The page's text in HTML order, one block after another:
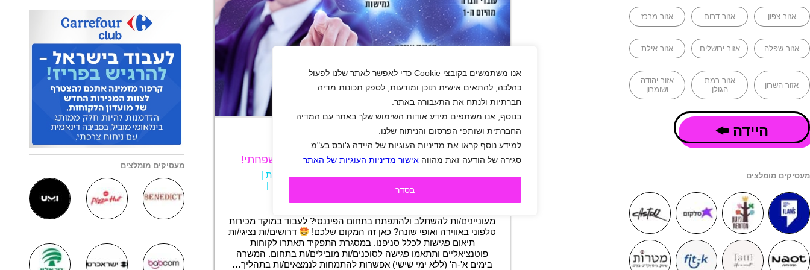
אנו משתמשים בקובצי Cookie כדי לאפשר לאתר שלנו לפעול
כהלכה, להתאים אישית תוכן ומודעות, לספק תכונות מדיה
חברתיות ולנתח את התעבורה באתר.
בנוסף, אנו משתפים מידע אודות השימוש שלך באתר עם המדיה
החברתית ושותפי הפרסום והניתוח שלנו.
למידע נוסף קראו את מדיניות העוגיות של היידה ג'ובס בע"מ.
סגירה של הודעה זאת מהווה אישור מדיניות העוגיות של האתר
בסדר
אזור צפון אזור דרום אזור מרכז
אזור שפלה אזור ירושלים אזור אילת
אזור השרון
אזור רמת
הגולן
אזור יהודה
ושומרון
היידה
מעסיקים מומלצים
+
דרוש/ה נציג/ת תיאום פגישות במוקד מכירות משפחתי!
אזור צפון|גיל 20 ומעלה |סטודנטים|ביטוח|מכירות |
משרת הורה |
מעוניינים/ות להשתלב ולהתפתח בתחום הפיננסי? לעבוד במוקד מכירות
טלפוני באווירה ואופי שונה? כאן זה המקום שלכם!
דרושים/ות נציגי/ות
תיאום פגישות לכלל סניפנו. במסגרת התפקיד תאתרו לקוחות
פוטנציאליים ותתאמו פגישה לסוכנים/ות מובילים/ות בתחום. המשרה
בימים א'-ה' (ללא ימי שישי) אפשרות להתמחות לנמצאים/ות בתהליך…
מעסיקים מומלצים